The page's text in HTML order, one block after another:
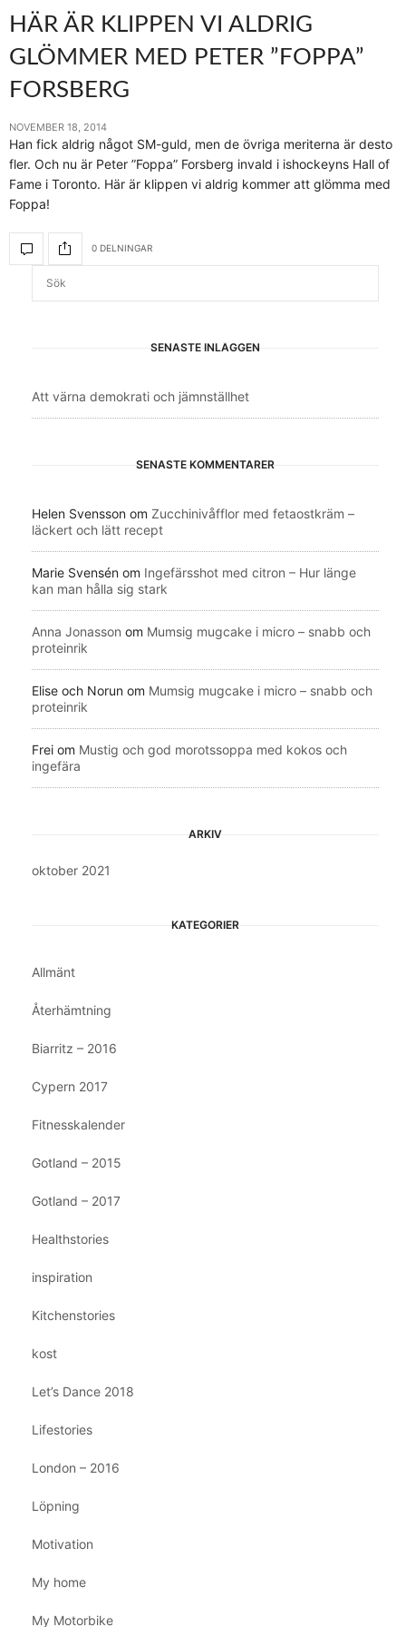
HÄR ÄR KLIPPEN VI ALDRIG
GLÖMMER MED PETER ”FOPPA”
FORSBERG
NOVEMBER 18, 2014
Han fick aldrig något SM-guld, men de övriga meriterna är desto
fler. Och nu är Peter ”Foppa” Forsberg invald i ishockeyns Hall of
Fame i Toronto. Här är klippen vi aldrig kommer att glömma med
Foppa!
0 DELNINGAR
SENASTE INLÄGGEN
Att värna demokrati och jämnställhet
SENASTE KOMMENTARER
Helen Svensson om Zucchinivåfflor med fetaostkräm –
läckert och lätt recept
Marie Svensén om Ingefärsshot med citron – Hur länge
kan man hålla sig stark
Anna Jonasson om Mumsig mugcake i micro – snabb och
proteinrik
Elise och Norun om Mumsig mugcake i micro – snabb och
proteinrik
Frei om Mustig och god morotssoppa med kokos och
ingefära
ARKIV
oktober 2021
KATEGORIER
Allmänt
Återhämtning
Biarritz – 2016
Cypern 2017
Fitnesskalender
Gotland – 2015
Gotland – 2017
Healthstories
inspiration
Kitchenstories
kost
Let’s Dance 2018
Lifestories
London – 2016
Löpning
Motivation
My home
My Motorbike